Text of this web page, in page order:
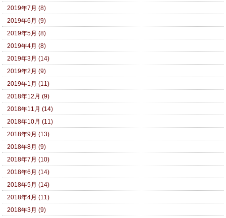
2019年7月 (8)
2019年6月 (9)
2019年5月 (8)
2019年4月 (8)
2019年3月 (14)
2019年2月 (9)
2019年1月 (11)
2018年12月 (9)
2018年11月 (14)
2018年10月 (11)
2018年9月 (13)
2018年8月 (9)
2018年7月 (10)
2018年6月 (14)
2018年5月 (14)
2018年4月 (11)
2018年3月 (9)